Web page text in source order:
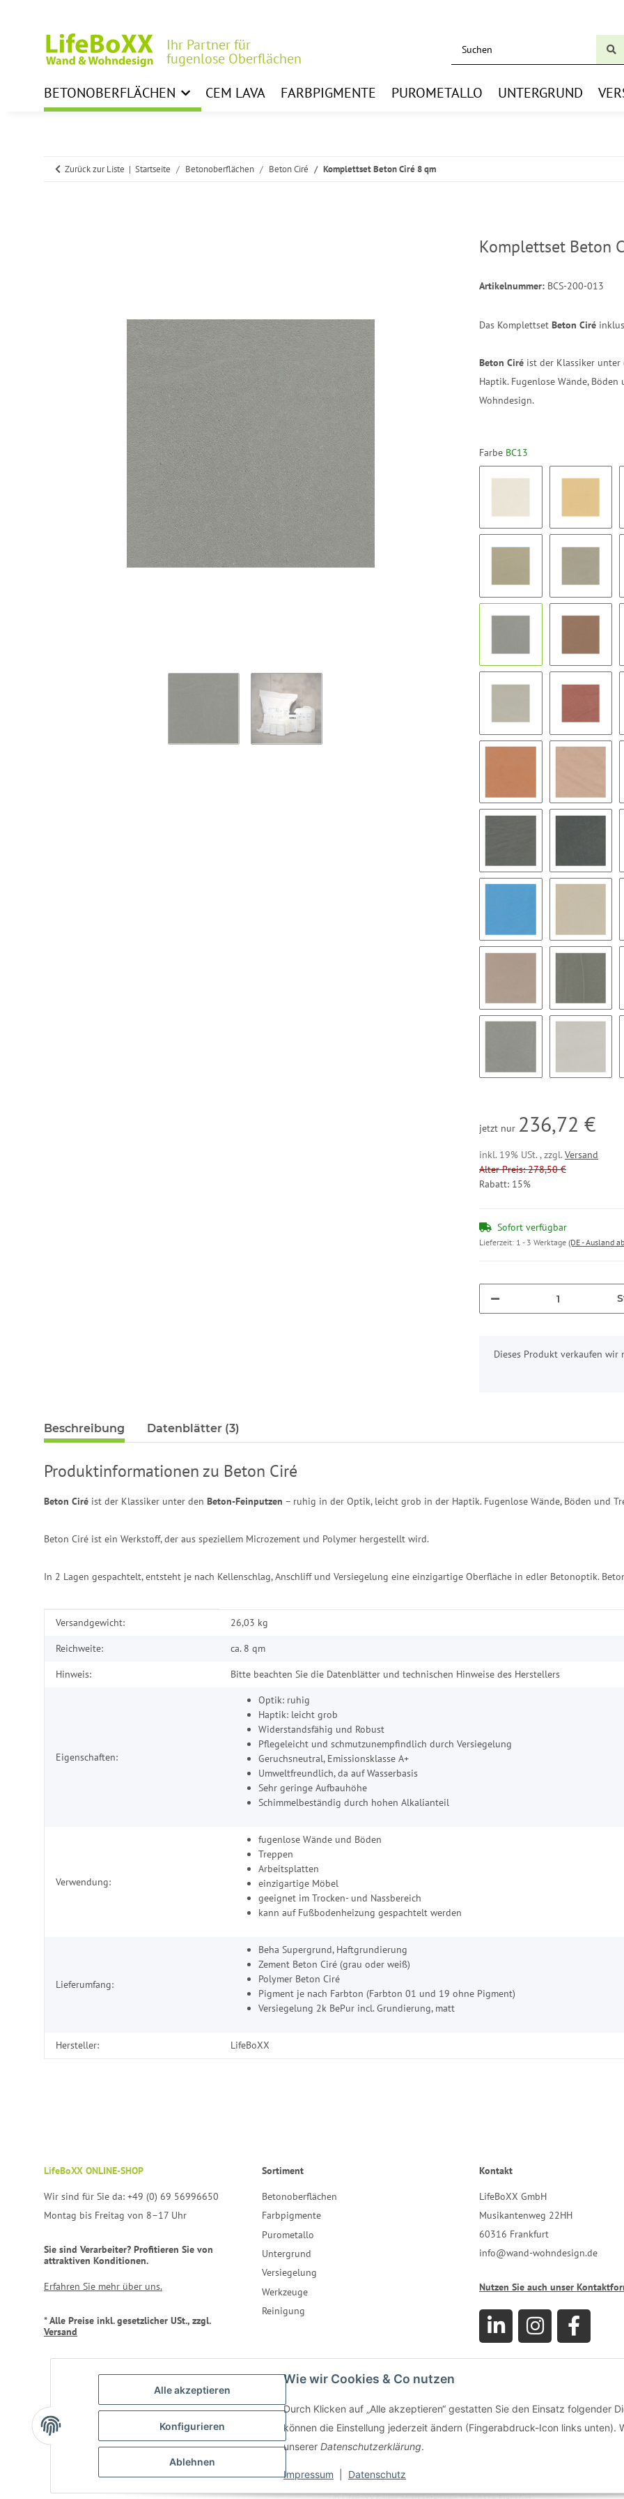
Alle akzeptieren
Konfigurieren
Ablehnen
Wie wir Cookies & Co nutzen
Durch Klicken auf „Alle akzeptieren“ gestatten Sie den Einsatz folgender
können die Einstellung jederzeit ändern (Fingerabdruck-Icon links unten).
unserer Datenschutzerklärung.
Impressum Datenschutz
Ihr Partner für
fugenlose Oberflächen
BETONOBERFLÄCHEN CEM LAVA FARBPIGMENTE PUROMETALLO UNTERGRUND
Zurück zur Liste Startseite Betonoberflächen Beton Ciré Komplettset Beton Ciré 8 qm
Komplettset Beton
Artikelnummer: BCS-200-013
Das Komplettset Beton Ciré
Beton Ciré ist der Klassiker unter
Haptik. Fugenlose Wände,
Wohndesign.
Farbe BC13
BC01 BC02
BC07 BC08
BC13 BC14
BC19 BC20
BC25 BC26
BC31 BC32
BC37 BC38
BC43 BC44
jetzt nur 236,72 €
inkl. 19% USt. , zzgl. Versand
Alter Preis: 278,50 €
Rabatt: 15%
Sofort verfügbar
Lieferzeit: 1 - 3 Werktage (DE - Ausland
x
Dieses Produkt verkaufen wir
Beschreibung Datenblätter (3)
Produktinformationen zu Beton Ciré
Beton Ciré ist der Klassiker unter den Beton-Feinputzen – ruhig in der Optik, leicht grob in der Haptik. Fugenlose Wände, Böden und
Beton Ciré ist ein Werkstoff, der aus speziellem Microzement und Polymer hergestellt wird.
In 2 Lagen gespachtelt, entsteht je nach Kellenschlag, Anschliff und Versiegelung eine einzigartige Oberfläche in edler Betonoptik.
Produkteigenschaft
Wert
Versandgewicht: 26,03 kg
Reichweite: ca. 8 qm
Hinweis: Bitte beachten Sie die Datenblätter und technischen Hinweise des Herstellers
Eigenschaften:
Optik: ruhig
Haptik: leicht grob
Widerstandsfähig und Robust
Pflegeleicht und schmutzunempfindlich durch Versiegelung
Geruchsneutral, Emissionsklasse A+
Umweltfreundlich, da auf Wasserbasis
Sehr geringe Aufbauhöhe
Schimmelbeständig durch hohen Alkalianteil
Verwendung:
fugenlose Wände und Böden
Treppen
Arbeitsplatten
einzigartige Möbel
geeignet im Trocken- und Nassbereich
kann auf Fußbodenheizung gespachtelt werden
Lieferumfang:
Beha Supergrund, Haftgrundierung
Zement Beton Ciré (grau oder weiß)
Polymer Beton Ciré
Pigment je nach Farbton (Farbton 01 und 19 ohne Pigment)
Versiegelung 2k BePur incl. Grundierung, matt
Hersteller: LifeBoXX
LifeBoXX ONLINE-SHOP
Wir sind für Sie da: +49 (0) 69 56996650
Montag bis Freitag von 8–17 Uhr
Sie sind Verarbeiter? Profitieren Sie von
attraktiven Konditionen.
Erfahren Sie mehr über uns.
* Alle Preise inkl. gesetzlicher USt., zzgl.
Versand
Sortiment
Betonoberflächen
Farbpigmente
Purometallo
Untergrund
Versiegelung
Werkzeuge
Reinigung
Kontakt
LifeBoXX GmbH
Musikantenweg 22HH
60316 Frankfurt
info@wand-wohndesign.de
Nutzen Sie auch unser